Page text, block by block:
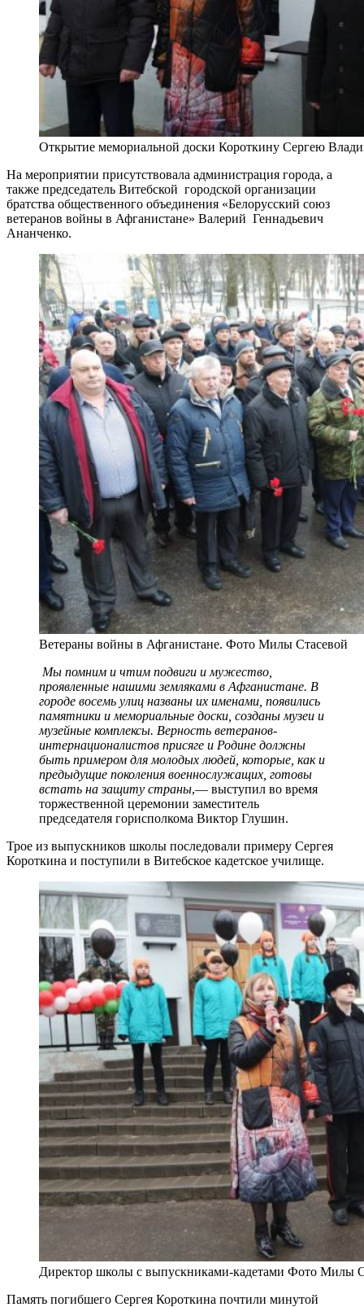
Открытие мемориальной доски Короткину Сергею
На мероприятии присутствовала администрация города, а
также председатель Витебской городской организации
братства общественного объединения «Белорусский союз
ветеранов войны в Афганистане» Валерий Геннадьевич
Ананченко.
Ветераны войны в Афганистане. Фото Милы Стасевой
Мы помним и чтим подвиги и мужество,
проявленные нашими земляками в Афганистане. В
городе восемь улиц названы их именами, появились
памятники и мемориальные доски, созданы музеи и
музейные комплексы. Верность ветеранов-
интернационалистов присяге и Родине должны
быть примером для молодых людей, которые, как и
предыдущие поколения военнослужащих, готовы
встать на защиту страны,— выступил во время
торжественной церемонии заместитель
председателя горисполкома Виктор Глушин.
Трое из выпускников школы последовали примеру Сергея
Короткина и поступили в Витебское кадетское училище.
Директор школы с выпускниками-кадетами Фото Милы
Память погибшего Сергея Короткина почтили минутой